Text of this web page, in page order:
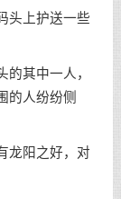
头上护送一些
其中一人，
的人纷纷侧
龙阳之好，对